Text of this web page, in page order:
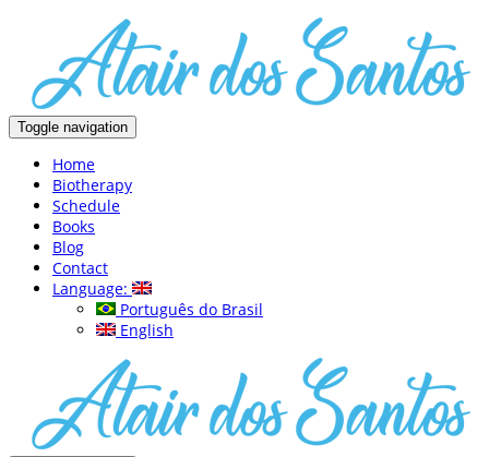
Toggle navigation
Home
Biotherapy
Schedule
Books
Blog
Contact
Language:
Português do Brasil
English